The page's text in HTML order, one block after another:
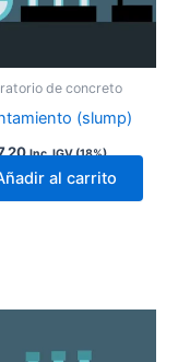
de concreto
(slump)
Inc. IGV (18%)
al carrito